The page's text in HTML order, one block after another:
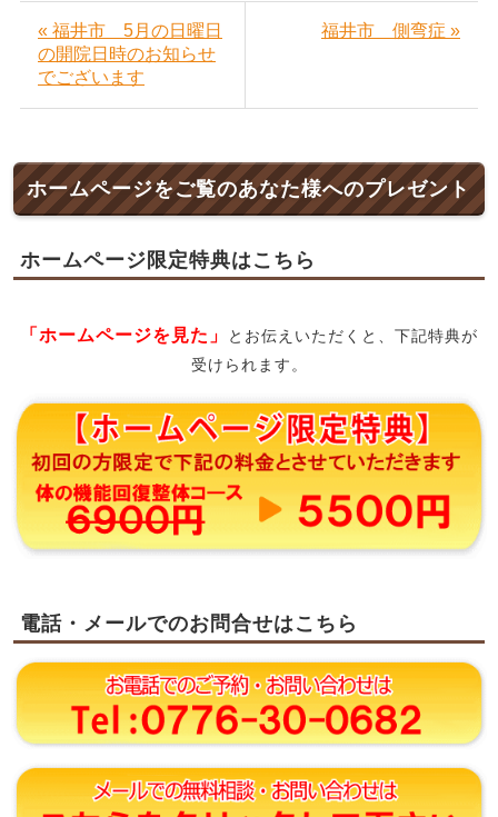
« 福井市 5月の日曜日
の開院日時のお知らせ
でございます
福井市 側弯症 »
ホームページをご覧のあなた様へのプレゼント
ホームページ限定特典はこちら
「ホームページを見た」
とお伝えいただくと、下記特典が
受けられます。
電話・メールでのお問合せはこちら